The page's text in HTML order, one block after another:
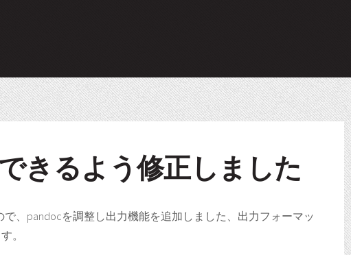
きるよう修正しました
、pandocを調整し出力機能を追加しました、出力フォーマッ
。